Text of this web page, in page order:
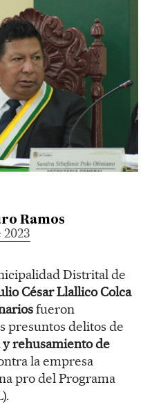
Ramos
Distrital de
César Llallico Colca
fueron
presuntos delitos de
rehusamiento de
la empresa
pro del Programa